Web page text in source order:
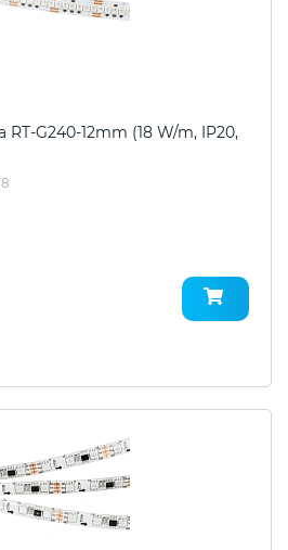
G240-12mm (18 W/m, IP20,